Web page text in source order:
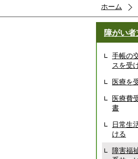
ホーム
障がい者
手帳の
スを受
医療を
医療費
書
日常生
ける
障害福